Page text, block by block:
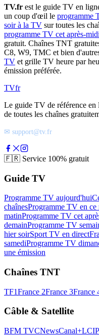
TV.fr est le guide TV en
un coup d'œil le programme
soir à la TV sur toutes les
programme TV cet après-midi
gratuit. Chaînes TNT
C8, W9, TMC et bien
TV et grille TV heure par
émission préférée.
TVfr
Le guide TV de référence en
de toutes les chaînes
✉ support@tv.fr
🇫🇷 Service 100% gratuit
Guide TV
Programme TV aujourd'hui
chaînesProgramme TV en ce
matinProgramme TV cet
demainProgramme TV
hier soirSport TV en direct
samediProgramme TV
une émission
Chaînes TNT
TF1France 2France 3France
Câble & Satellite
BFM TVCNewsCanal+LCI